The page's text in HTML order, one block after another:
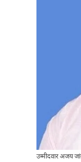
उम्मीदवार अजय